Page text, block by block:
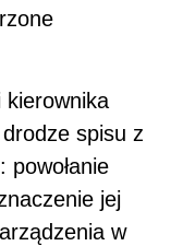
kierownika
spisu z
jej
w